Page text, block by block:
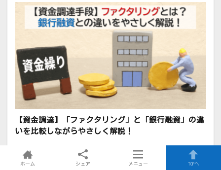
【資金調達】「ファクタリング」と「銀行融資」の違
いを比較しながらやさしく解説！
ホーム シェア メニュー TOPへ